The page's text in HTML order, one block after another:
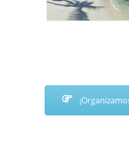
Previous